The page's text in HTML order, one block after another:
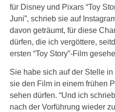
für Disney und Pixars “Toy
Juni”, schrieb sie auf
davon geträumt, für diese
dürfen, die ich vergöttere,
ersten “Toy Story”-Film
Sie habe sich auf der Stelle in
sie den Film in einem frühen
sehen dürfen. “Und ich
nach der Vorführung wieder